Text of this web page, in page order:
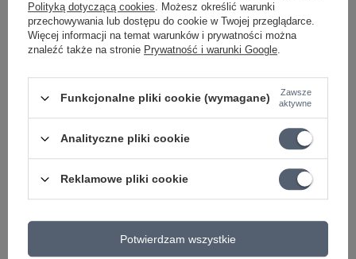
+ Dodaj do porównania + Dodaj do porównania
Seydel Blues 1847
Seydel Blues 1847
Noble C
Polityką dotyczącą cookies. Możesz określić warunki
przechowywania lub dostępu do cookie w Twojej przeglądarce.
Więcej informacji na temat warunków i prywatności można
znaleźć także na stronie Prywatność i warunki Google.
Funkcjonalne pliki cookie (wymagane)
Zawsze
aktywne
Analityczne pliki cookie
Reklamowe pliki cookie
Potwierdzam wszystkie